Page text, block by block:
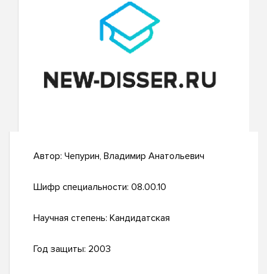
Автор: Чепурин, Владимир Анатольевич
Шифр специальности: 08.00.10
Научная степень: Кандидатская
Год защиты: 2003